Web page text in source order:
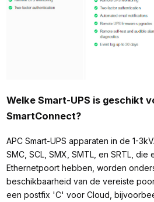
Welke Smart-UPS is geschikt
SmartConnect?
APC Smart-UPS apparaten in de 1-
SMC, SCL, SMX, SMTL, en SRTL, die
Ethernetpoort hebben, worden
beschikbaarheid van de vereiste
een postfix 'C' voor Cloud,